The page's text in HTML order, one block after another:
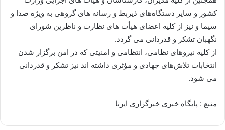
کشور و سایر دستگاه‌های ذیربط و رسانه های گروهی به ویژه صدا و
سیما و نیز از کلیه اعضای هیأت های نظارت و ناظرین شورای
نگهبان تشکر و قدردانی می گردد.
از کلیه نیروهای نظامی، انتظامی و امنیتی که در امن برگزار شدن
انتخابات تلاش‌های جهادی و مؤثری داشته اند نیز تشکر و قدردانی
می شود.
منبع : پایگاه خبری خبرگزاری ایرنا